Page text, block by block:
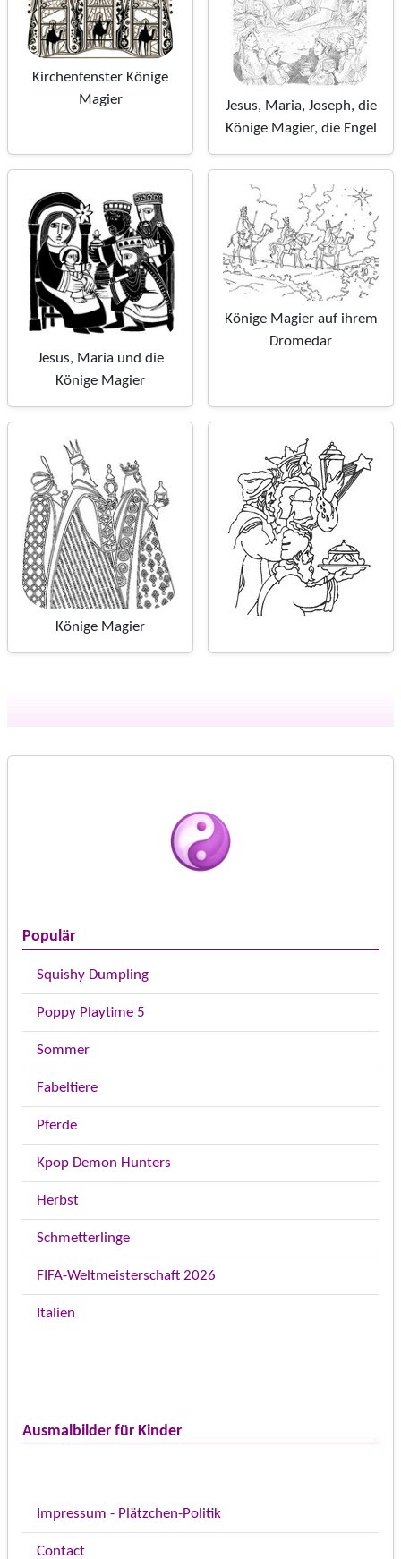
Populär
Squishy Dumpling
Poppy Playtime 5
Sommer
Fabeltiere
Pferde
Kpop Demon Hunters
Herbst
Schmetterlinge
FIFA-Weltmeisterschaft 2026
Italien
Ausmalbilder für Kinder
Impressum - Plätzchen-Politik
Contact
Kirchenfenster Könige
Magier
Jesus, Maria, Joseph, die
Könige Magier, die Engel
Jesus, Maria und die
Könige Magier
Könige Magier auf ihrem
Dromedar
Könige Magier